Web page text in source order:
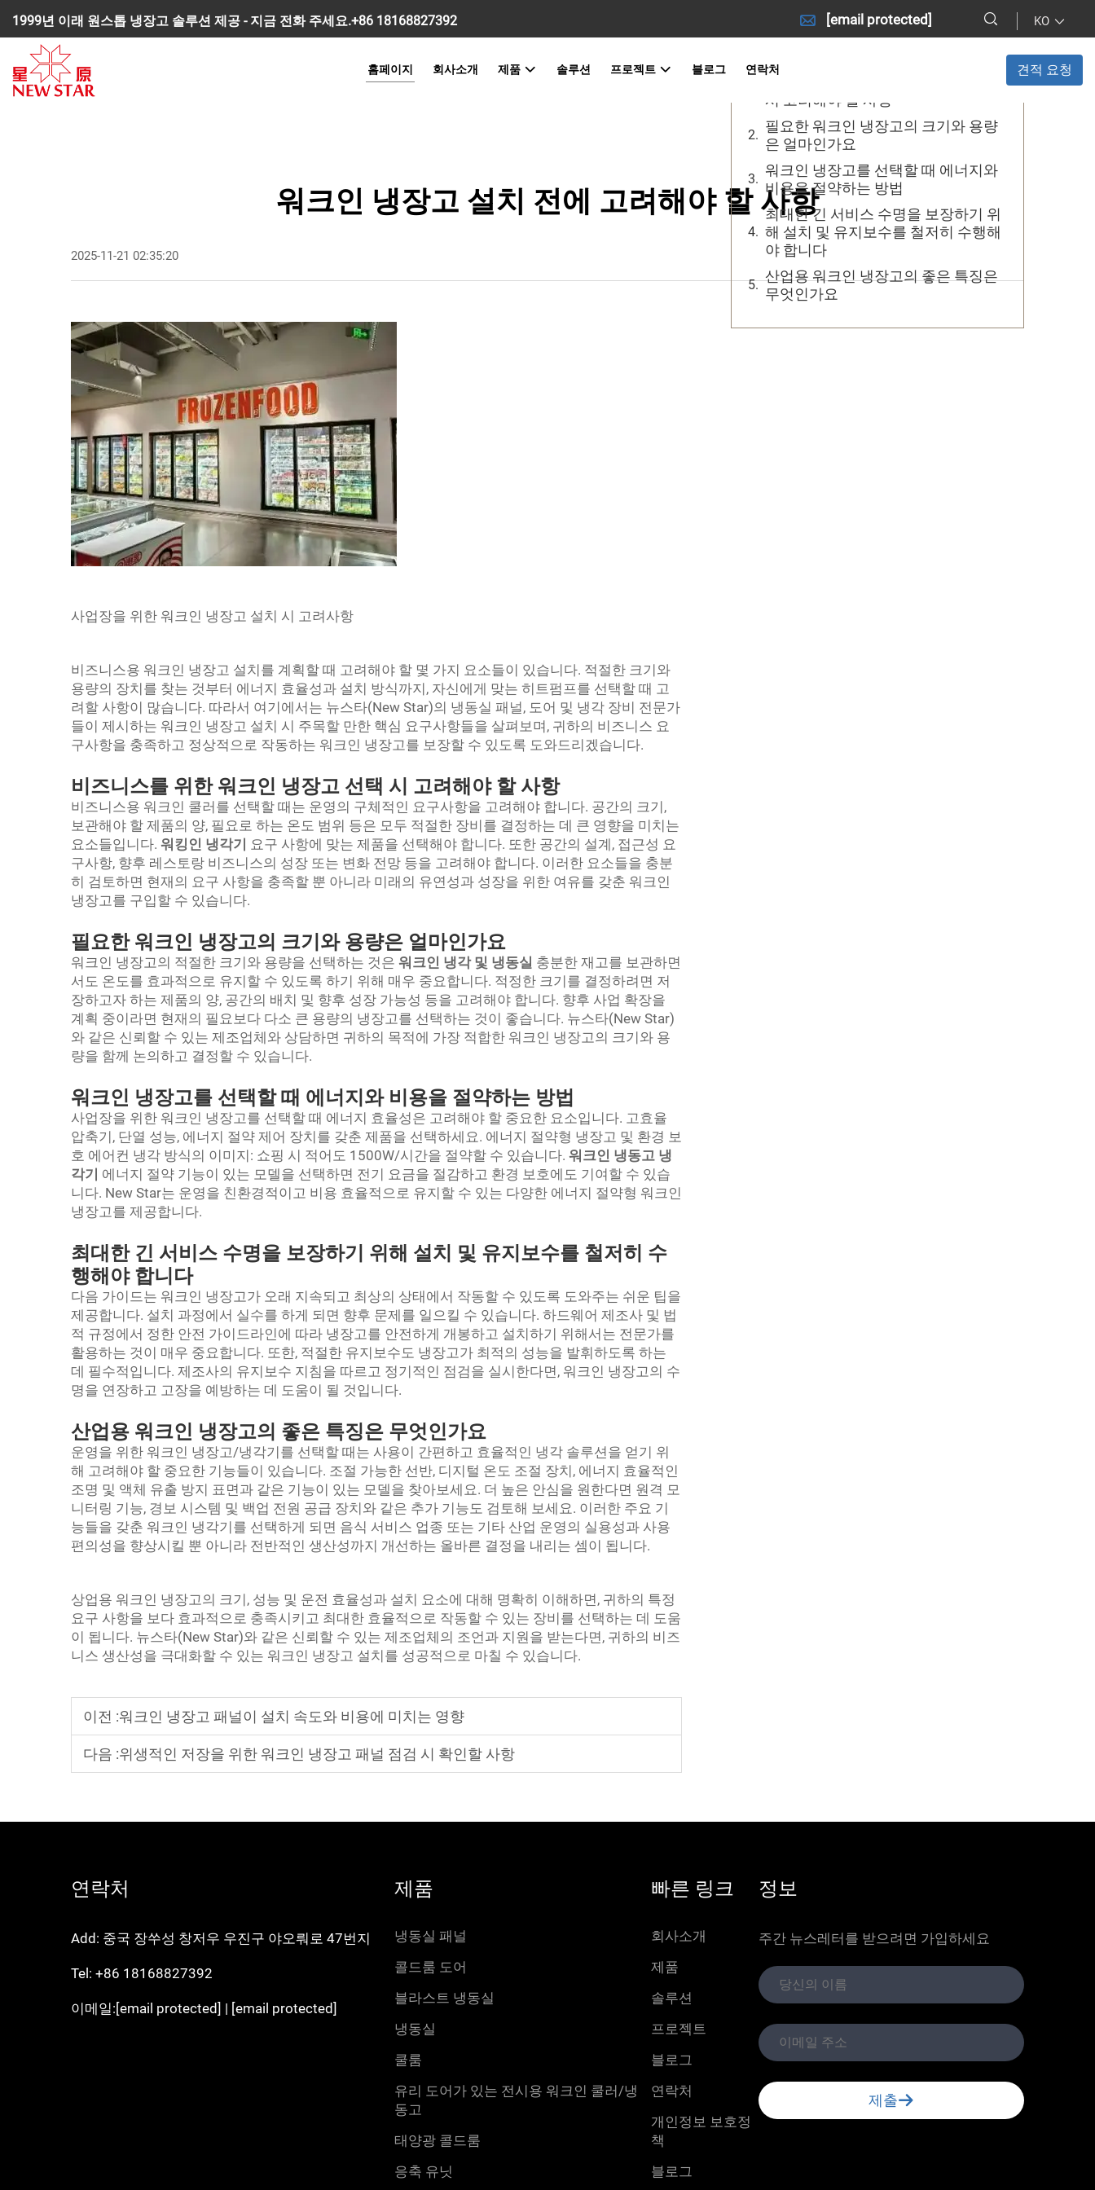
1999년 이래 원스톱 냉장고 솔루션 제공 - 지금 전화 주세요.+86 18168827392 [email protected] KO
홈페이지 회사소개 제품 솔루션 프로젝트 블로그 연락처 견적 요청
워크인 냉장고 설치 전에 고려해야 할 사항
2025-11-21 02:35:20
사업장을 위한 워크인 냉장고 설치 시 고려사항
비즈니스용 워크인 냉장고 설치를 계획할 때 고려해야 할 몇 가지 요소들이 있습니다. 적절한 크기와
용량의 장치를 찾는 것부터 에너지 효율성과 설치 방식까지, 자신에게 맞는 히트펌프를 선택할 때 고
려할 사항이 많습니다. 따라서 여기에서는 뉴스타(New Star)의 냉동실 패널, 도어 및 냉각 장비 전문가
들이 제시하는 워크인 냉장고 설치 시 주목할 만한 핵심 요구사항들을 살펴보며, 귀하의 비즈니스 요
구사항을 충족하고 정상적으로 작동하는 워크인 냉장고를 보장할 수 있도록 도와드리겠습니다.
비즈니스를 위한 워크인 냉장고 선택 시 고려해야 할 사항
비즈니스용 워크인 쿨러를 선택할 때는 운영의 구체적인 요구사항을 고려해야 합니다. 공간의 크기,
보관해야 할 제품의 양, 필요로 하는 온도 범위 등은 모두 적절한 장비를 결정하는 데 큰 영향을 미치는
요소들입니다. 워킹인 냉각기 요구 사항에 맞는 제품을 선택해야 합니다. 또한 공간의 설계, 접근성 요
구사항, 향후 레스토랑 비즈니스의 성장 또는 변화 전망 등을 고려해야 합니다. 이러한 요소들을 충분
히 검토하면 현재의 요구 사항을 충족할 뿐 아니라 미래의 유연성과 성장을 위한 여유를 갖춘 워크인
냉장고를 구입할 수 있습니다.
필요한 워크인 냉장고의 크기와 용량은 얼마인가요
워크인 냉장고의 적절한 크기와 용량을 선택하는 것은 워크인 냉각 및 냉동실 충분한 재고를 보관하면
서도 온도를 효과적으로 유지할 수 있도록 하기 위해 매우 중요합니다. 적정한 크기를 결정하려면 저
장하고자 하는 제품의 양, 공간의 배치 및 향후 성장 가능성 등을 고려해야 합니다. 향후 사업 확장을
계획 중이라면 현재의 필요보다 다소 큰 용량의 냉장고를 선택하는 것이 좋습니다. 뉴스타(New Star)
와 같은 신뢰할 수 있는 제조업체와 상담하면 귀하의 목적에 가장 적합한 워크인 냉장고의 크기와 용
량을 함께 논의하고 결정할 수 있습니다.
워크인 냉장고를 선택할 때 에너지와 비용을 절약하는 방법
사업장을 위한 워크인 냉장고를 선택할 때 에너지 효율성은 고려해야 할 중요한 요소입니다. 고효율
압축기, 단열 성능, 에너지 절약 제어 장치를 갖춘 제품을 선택하세요. 에너지 절약형 냉장고 및 환경 보
호 에어컨 냉각 방식의 이미지: 쇼핑 시 적어도 1500W/시간을 절약할 수 있습니다. 워크인 냉동고 냉
각기 에너지 절약 기능이 있는 모델을 선택하면 전기 요금을 절감하고 환경 보호에도 기여할 수 있습
니다. New Star는 운영을 친환경적이고 비용 효율적으로 유지할 수 있는 다양한 에너지 절약형 워크인
냉장고를 제공합니다.
최대한 긴 서비스 수명을 보장하기 위해 설치 및 유지보수를 철저히 수
행해야 합니다
다음 가이드는 워크인 냉장고가 오래 지속되고 최상의 상태에서 작동할 수 있도록 도와주는 쉬운 팁을
제공합니다. 설치 과정에서 실수를 하게 되면 향후 문제를 일으킬 수 있습니다. 하드웨어 제조사 및 법
적 규정에서 정한 안전 가이드라인에 따라 냉장고를 안전하게 개봉하고 설치하기 위해서는 전문가를
활용하는 것이 매우 중요합니다. 또한, 적절한 유지보수도 냉장고가 최적의 성능을 발휘하도록 하는
데 필수적입니다. 제조사의 유지보수 지침을 따르고 정기적인 점검을 실시한다면, 워크인 냉장고의 수
명을 연장하고 고장을 예방하는 데 도움이 될 것입니다.
산업용 워크인 냉장고의 좋은 특징은 무엇인가요
운영을 위한 워크인 냉장고/냉각기를 선택할 때는 사용이 간편하고 효율적인 냉각 솔루션을 얻기 위
해 고려해야 할 중요한 기능들이 있습니다. 조절 가능한 선반, 디지털 온도 조절 장치, 에너지 효율적인
조명 및 액체 유출 방지 표면과 같은 기능이 있는 모델을 찾아보세요. 더 높은 안심을 원한다면 원격 모
니터링 기능, 경보 시스템 및 백업 전원 공급 장치와 같은 추가 기능도 검토해 보세요. 이러한 주요 기
능들을 갖춘 워크인 냉각기를 선택하게 되면 음식 서비스 업종 또는 기타 산업 운영의 실용성과 사용
편의성을 향상시킬 뿐 아니라 전반적인 생산성까지 개선하는 올바른 결정을 내리는 셈이 됩니다.
상업용 워크인 냉장고의 크기, 성능 및 운전 효율성과 설치 요소에 대해 명확히 이해하면, 귀하의 특정
요구 사항을 보다 효과적으로 충족시키고 최대한 효율적으로 작동할 수 있는 장비를 선택하는 데 도움
이 됩니다. 뉴스타(New Star)와 같은 신뢰할 수 있는 제조업체의 조언과 지원을 받는다면, 귀하의 비즈
니스 생산성을 극대화할 수 있는 워크인 냉장고 설치를 성공적으로 마칠 수 있습니다.
이전 :워크인 냉장고 패널이 설치 속도와 비용에 미치는 영향
다음 :위생적인 저장을 위한 워크인 냉장고 패널 점검 시 확인할 사항
시 고려해야 할 사항
필요한 워크인 냉장고의 크기와 용량
은 얼마인가요
워크인 냉장고를 선택할 때 에너지와
비용을 절약하는 방법
최대한 긴 서비스 수명을 보장하기 위
해 설치 및 유지보수를 철저히 수행해
야 합니다
산업용 워크인 냉장고의 좋은 특징은
무엇인가요
연락처
Add: 중국 장쑤성 창저우 우진구 야오뤄로 47번지
Tel: +86 18168827392
이메일: [email protected] | [email protected]
제품
냉동실 패널
콜드룸 도어
블라스트 냉동실
냉동실
쿨룸
유리 도어가 있는 전시용 워크인 쿨러/냉
동고
태양광 콜드룸
응축 유닛
빠른 링크
회사소개
제품
솔루션
프로젝트
블로그
연락처
개인정보 보호정
책
블로그
정보
주간 뉴스레터를 받으려면 가입하세요
제출